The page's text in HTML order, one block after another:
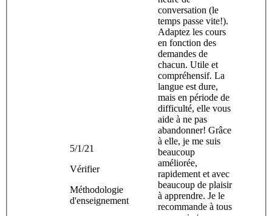
5/1/21
Vérifier
Méthodologie
d'enseignement
conversation (le
temps passe vite!).
Adaptez les cours
en fonction des
demandes de
chacun. Utile et
compréhensif. La
langue est dure,
mais en période de
difficulté, elle vous
aide à ne pas
abandonner! Grâce
à elle, je me suis
beaucoup
améliorée,
rapidement et avec
beaucoup de plaisir
à apprendre. Je le
recommande à tous